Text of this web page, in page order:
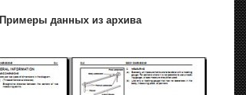
Примеры данных из архива